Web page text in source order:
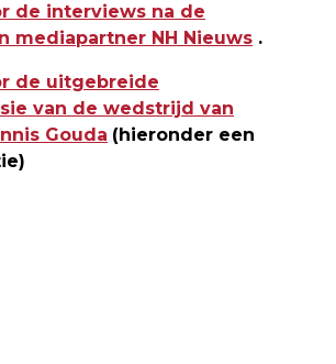
de interviews na de
mediapartner NH Nieuws .
de uitgebreide
van de wedstrijd van
Gouda (hieronder een